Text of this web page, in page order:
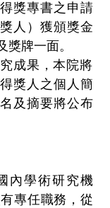
獎專書之申請
人）獲頒獎金
獎牌一面。
成果，本院將
獎人之個人簡
及摘要將公布
內學術研究機
專任職務，從